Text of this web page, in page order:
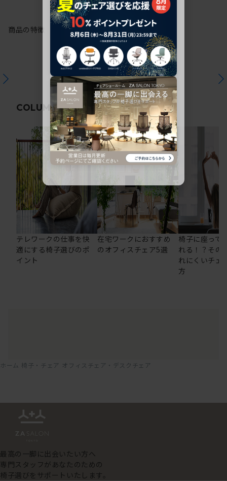
商品の特徴
COLUMN関連コラム
テレワークの仕事を快
適にする椅子選びのポ
イント
在宅ワークにおすすめ
のオフィスチェア5選
椅子に座って
れる！？その
れにくいチェ
方
ホーム 椅子・チェア オフィスチェア・デスクチェア
最高の一脚に出会いたい方へ
専門スタッフがあなたのための
椅子選びをサポートいたします。